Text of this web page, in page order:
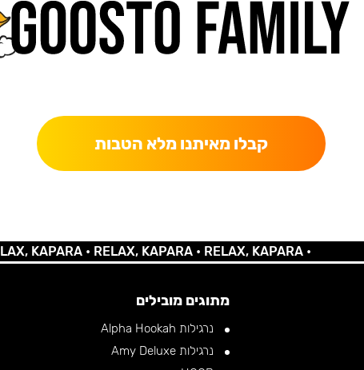
קבלו מאיתנו מלא הטבות
•RELAX, KAPARA •RELAX, KAPARA •
מתוגים מובילים
נרגילות Alpha Hookah
נרגילות Amy Deluxe